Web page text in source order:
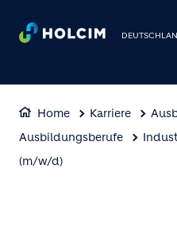
Home Karriere
Ausbildungsberufe
(m/w/d)